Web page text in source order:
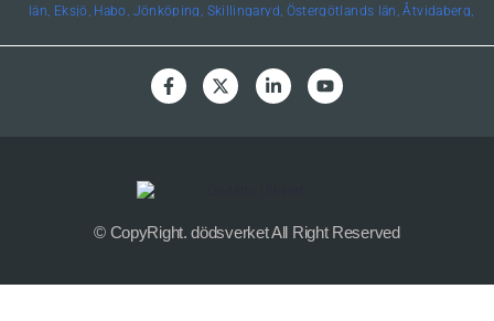
län, Eksjö, Habo, Jönköping, Skillingaryd, Östergötlands län, Åtvidaberg,
Helsingborg, Höör, Lund, Malmö,
Värmlands län, Edsvalla, Karlstad,
© CopyRight. dödsverket All Right Reserved